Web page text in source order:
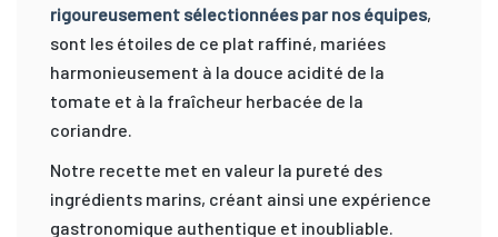
rigoureusement sélectionnées par nos équipes,
sont les étoiles de ce plat raffiné, mariées
harmonieusement à la douce acidité de la
tomate et à la fraîcheur herbacée de la
coriandre.
Notre recette met en valeur la pureté des
ingrédients marins, créant ainsi une expérience
gastronomique authentique et inoubliable.